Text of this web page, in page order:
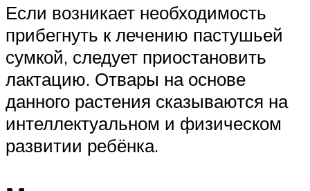
Если возникает необходимость
прибегнуть к лечению пастушьей
сумкой, следует приостановить
лактацию. Отвары на основе
данного растения сказываются на
интеллектуальном и физическом
развитии ребёнка.